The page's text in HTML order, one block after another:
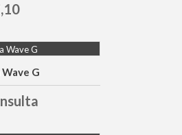
DETALHES
G